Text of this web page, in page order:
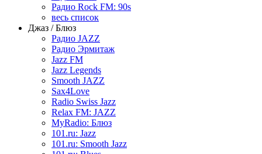
Радио Rock FM: 90s
весь список
Джаз / Блюз
Радио JAZZ
Радио Эрмитаж
Jazz FM
Jazz Legends
Smooth JAZZ
Sax4Love
Radio Swiss Jazz
Relax FM: JAZZ
MyRadio: Блюз
101.ru: Jazz
101.ru: Smooth Jazz